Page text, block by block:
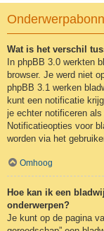
Wat is het verschil
In phpBB 3.0 werkten
browser. Je werd niet
phpBB 3.1 werken
kunt een notificatie
je echter notificeren
Notificatieopties voor
worden via het
Omhoog
Hoe kan ik een
onderwerpen?
Je kunt op de pagina